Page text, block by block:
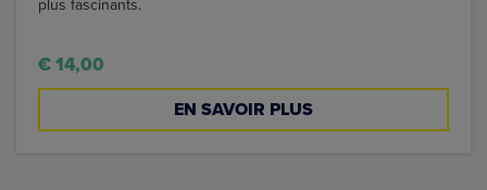
plus fascinants.
€ 14,00
EN SAVOIR PLUS